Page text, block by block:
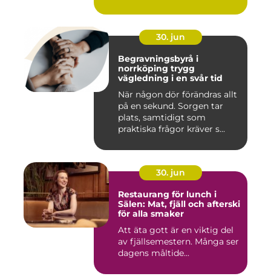
30. jun
Begravningsbyrå i
norrköping trygg
vägledning i en svår tid
När någon dör förändras allt
på en sekund. Sorgen tar
plats, samtidigt som
praktiska frågor kräver s...
30. jun
Restaurang för lunch i
Sälen: Mat, fjäll och afterski
för alla smaker
Att äta gott är en viktig del
av fjällsemestern. Många ser
dagens måltide...